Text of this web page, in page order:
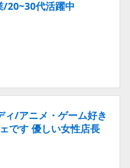
20~30代活躍中
ィ/アニメ・ゲーム好き
です 優しい女性店長